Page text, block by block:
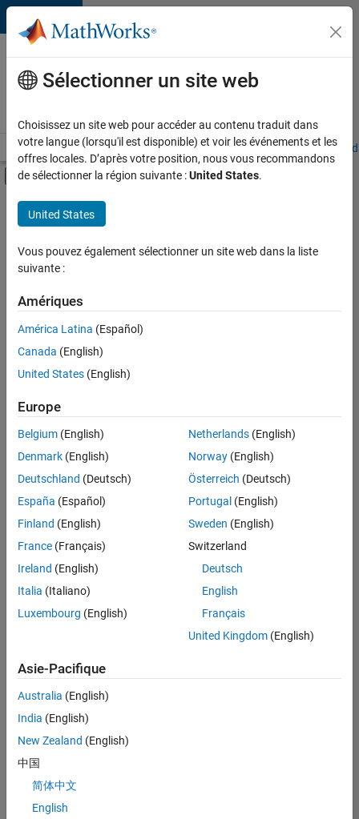
Passer au contenu
Votre
carrière
chez
Accueil Explorer nos opportunités Adresses de nos bureaux
Activer/désactiver l'affichage du menu
Contenu principal
FILTRER PAR
Ventes internes
Juridique
Actuellement,
aucune
offre
d'emploi
correspondant
à vos
critères
de
recherche.
Vous
pouvez
élargir
votre
recherche
ou
afficher
l’ensemble
d'emploi.
malgré
tout
vous
trouvez
pas
d'offre
Sélectionner un site web
Choisissez un site web pour accéder au contenu traduit dans
votre langue (lorsqu'il est disponible) et voir les événements et les
offres locales. D’après votre position, nous vous recommandons
de sélectionner la région suivante :United States.
United States
Vous pouvez également sélectionner un site web dans la liste
suivante :
Amériques
América Latina (Español)
Canada (English)
United States (English)
Europe
Belgium (English)
Denmark (English)
Deutschland (Deutsch)
España (Español)
Finland (English)
France (Français)
Ireland (English)
Italia (Italiano)
Luxembourg (English)
Netherlands(English)
Norway(English)
Österreich (Deutsch)
Portugal (English)
Sweden (English)
Switzerland
Deutsch
English
Français
United Kingdom(English)
Asie-Pacifique
Australia (English)
India (English)
New Zealand (English)
中国
简体中文
English